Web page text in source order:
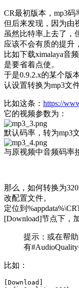
CR最初版本，mp3码
但后来发现，因为由
虽然比特率上去了，
应该不会有质的提升
比如下载ximalaya音
是要省着点使。
于是0.9.2.x的某个版
认设置转换为mp3文件
比如这条： https://
它的视频参数为：
默认码率，转为mp3
与原视频中音频码率
那么，如何转换为
改配置文件。
定位到
[Download]节点下，
提示：或在帮
有
比如：
[Download]